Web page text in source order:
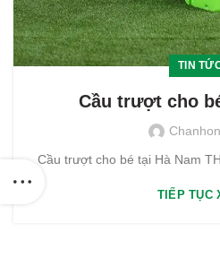
TIN
Cầu trượt cho
Chanhon
Cầu trượt cho bé tại Hà Nam
TIẾP TỤC